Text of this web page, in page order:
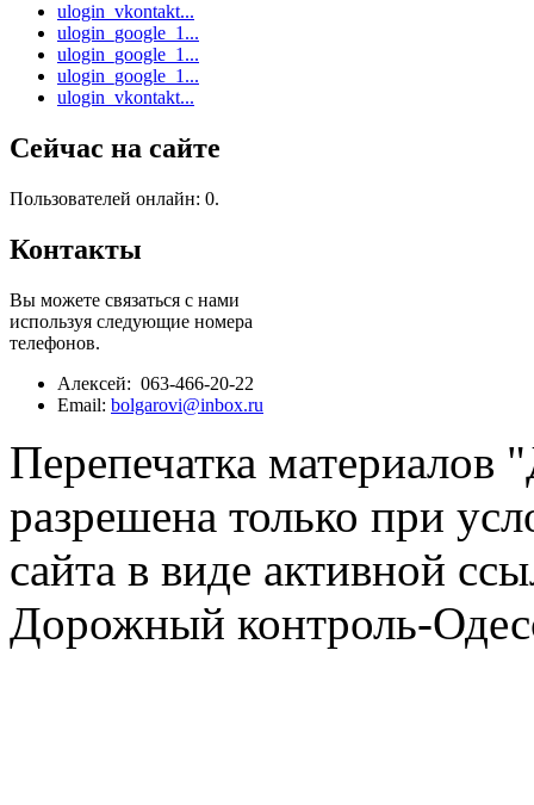
ulogin_vkontakt...
ulogin_google_1...
ulogin_google_1...
ulogin_google_1...
ulogin_vkontakt...
Сейчас на сайте
Пользователей онлайн: 0.
Контакты
Вы можете связаться с нами
используя следующие номера
телефонов.
Алексей: 063-466-20-22
Email: bolgarovi@inbox.ru
Перепечатка материалов
разрешена только при
сайта в виде активной
Дорожный контроль-